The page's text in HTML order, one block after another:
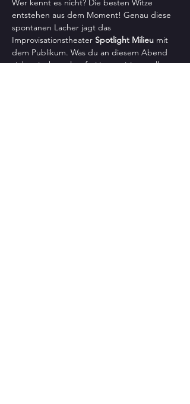
Wer kennt es nicht? Die besten Witze
entstehen aus dem Moment! Genau diese
spontanen Lacher jagt das
Improvisationstheater Spotlight Milieu mit
dem Publikum. Was du an diesem Abend
siehst, ist komplett frei improvisiert – alles